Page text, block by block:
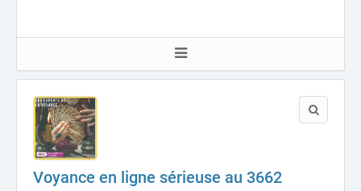
Voyance en ligne sérieuse au 3662